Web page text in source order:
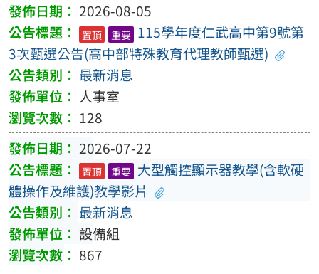
2026-08-05
置頂 重要 115學年度仁武高中第9號第
3次甄選公告(高中部特殊教育代理教師甄選)
最新消息
人事室
128
2026-07-22
置頂 重要 大型觸控顯示器教學(含軟硬
體操作及維護)教學影片
最新消息
設備組
867